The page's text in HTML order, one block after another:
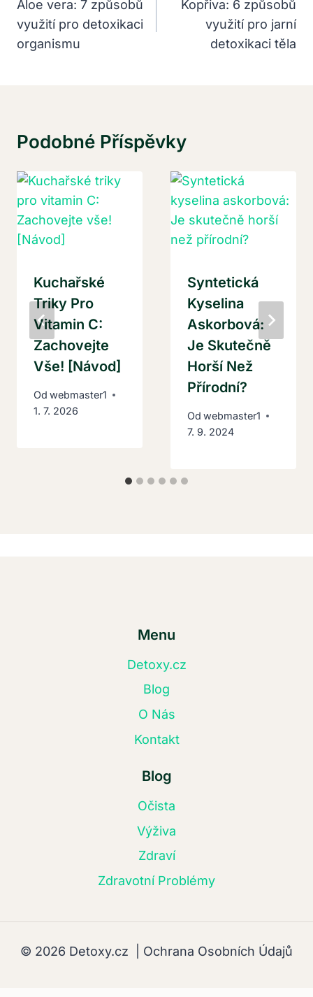
Pro
Příspěvek
Aloe vera: 7 způsobů
využití pro detoxikaci
organismu
Kopřiva: 6 způsobů
využití pro jarní
detoxikaci těla
Podobné Příspěvky
Kuchařské
Triky Pro
Vitamin C:
Zachovejte
Vše! [Návod]
Od webmaster1
1. 7. 2026
Syntetická
Kyselina
Askorbová:
Je Skutečně
Horší Než
Přírodní?
Od webmaster1
7. 9. 2024
Menu
Detoxy.cz
Blog
O Nás
Kontakt
Blog
Očista
Výživa
Zdraví
Zdravotní Problémy
© 2026 Detoxy.cz | Ochrana Osobních Údajů